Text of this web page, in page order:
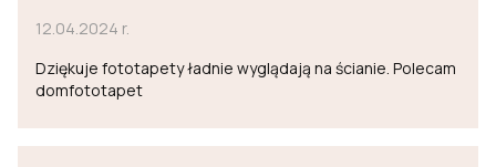
12.04.2024 r.
Dziękuje fototapety ładnie wyglądają na ścianie. Polecam
domfototapet